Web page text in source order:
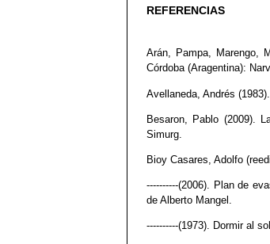
REFERENCIAS
Arán, Pampa, Marengo,
Córdoba (Aragentina):
Avellaneda, Andrés
Besaron, Pablo (2009).
Simurg.
Bioy Casares, Adolfo
----------(2006). Plan de
de Alberto Mangel.
----------(1973). Dormir al